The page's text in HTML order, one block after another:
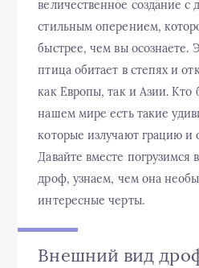
величественное создание
стильным оперением,
быстрее, чем вы осознаете.
птица обитает в степях и
как Европы, так и Азии. Кто
нашем мире есть такие
которые излучают грацию и
Давайте вместе погрузимся
дроф, узнаем, чем она
интересные черты.
Внешний вид